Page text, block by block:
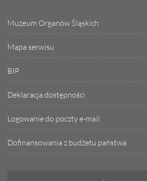
Muzeum Organów Śląskich
Mapa serwisu
BIP
Deklaracja dostępności
Logowanie do poczty e-mail
Dofinansowania z budżetu państwa